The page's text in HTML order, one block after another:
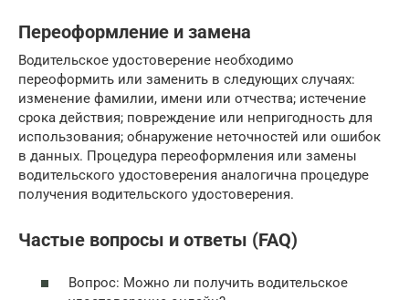
Переоформление и замена
Водительское удостоверение необходимо
переоформить или заменить в следующих случаях:
изменение фамилии, имени или отчества; истечение
срока действия; повреждение или непригодность для
использования; обнаружение неточностей или ошибок
в данных. Процедура переоформления или замены
водительского удостоверения аналогична процедуре
получения водительского удостоверения.
Частые вопросы и ответы (FAQ)
Вопрос: Можно ли получить водительское